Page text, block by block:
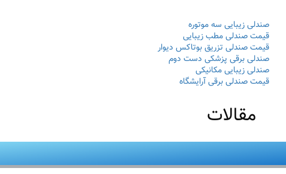
صندلی زیبایی سه موتوره
قیمت صندلی مطب زیبایی
قیمت صندلی تزریق بوتاکس دیوار
صندلی برقی پزشکی دست دوم
صندلی زیبایی مکانیکی
قیمت صندلی برقی آرایشگاه
مقالات